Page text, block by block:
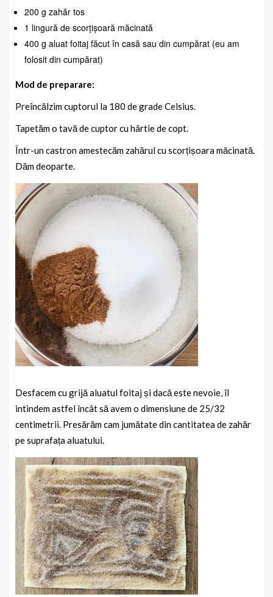
200 g zahăr tos
1 lingură de scorțișoară măcinată
400 g aluat foitaj făcut în casă sau din cumpărat (eu am
folosit din cumpărat)
Mod de preparare:
Preîncălzim cuptorul la 180 de grade Celsius.
Tapetăm o tavă de cuptor cu hârtie de copt.
Într-un castron amestecăm zahărul cu scorțișoara măcinată.
Dăm deoparte.
Desfacem cu grijă aluatul foitaj și dacă este nevoie, îl
intindem astfel încât să avem o dimensiune de 25/32
centimetrii. Presărăm cam jumătate din cantitatea de zahăr
pe suprafața aluatului.